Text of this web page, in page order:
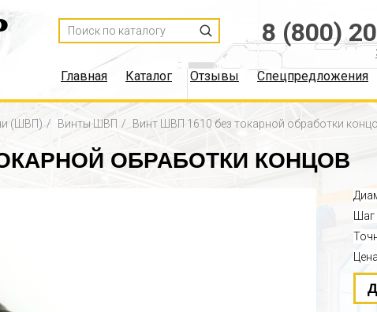
8 (800)
Главная Каталог Отзывы Спецпредложения
(ШВП) Винты ШВП Винт ШВП 1610 без токарной обработки
ОБРАБОТКИ КОНЦОВ
Шаг